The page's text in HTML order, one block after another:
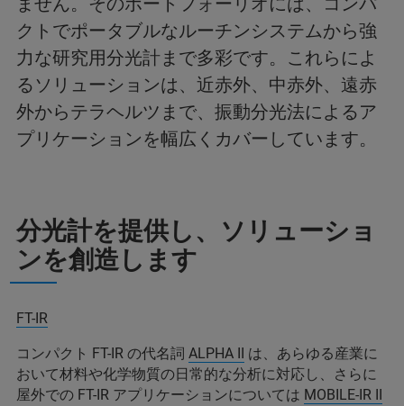
クトでポータブルなルーチンシステムから強
力な研究用分光計まで多彩です。これらによ
るソリューションは、近赤外、中赤外、遠赤
外からテラヘルツまで、振動分光法によるア
プリケーションを幅広くカバーしています。
分光計を提供し、ソリューショ
ンを創造します
FT-IR
コンパクト FT-IR の代名詞 ALPHA II は、あらゆる産業に
おいて材料や化学物質の日常的な分析に対応し、さらに
屋外での FT-IR アプリケーションについては MOBILE-IR II